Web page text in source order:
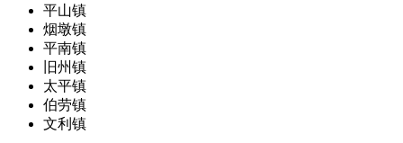
平山镇
烟墩镇
平南镇
旧州镇
太平镇
伯劳镇
文利镇